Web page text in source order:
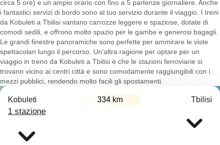
circa 5 ore) e un ampio orario con fino a 5 partenze giornaliere. Anche
i fantastici servizi di bordo sono al tuo servizio durante il viaggio. I treni
da Kobuleti a Tbilisi vantano carrozze leggere e spaziose, dotate di
comodi sedili, e offrono molto spazio per le gambe e generosi bagagli.
Le grandi finestre panoramiche sono perfette per ammirare le viste
spettacolari lungo il percorso. Un'altra ragione per optare per un
viaggio in treno da Kobuleti a Tbilisi è che le stazioni ferroviarie si
trovano vicino ai centri città e sono comodamente raggiungibili con i
mezzi pubblici, rendendo molto facili gli spostamenti.
Kobuleti 334 km Tbilisi
1 stazione